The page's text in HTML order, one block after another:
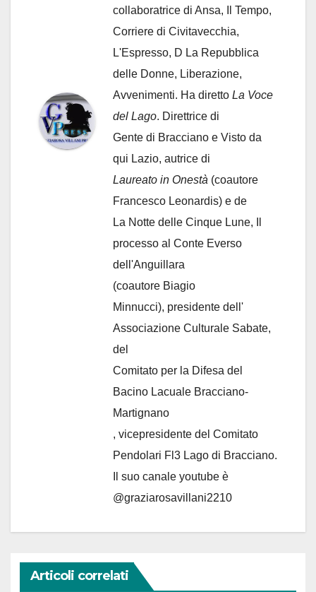
collaboratrice di Ansa, Il Tempo,
Corriere di Civitavecchia,
L'Espresso, D La Repubblica
delle Donne, Liberazione,
Avvenimenti. Ha diretto La Voce
del Lago. Direttrice di
Gente di Bracciano e Visto da
qui Lazio, autrice di
Laureato in Onestà (coautore
Francesco Leonardis) e de
La Notte delle Cinque Lune, Il
processo al Conte Everso
dell'Anguillara
(coautore Biagio
Minnucci), presidente dell'
Associazione Culturale Sabate,
del
Comitato per la Difesa del
Bacino Lacuale Bracciano-
Martignano
, vicepresidente del Comitato
Pendolari Fl3 Lago di Bracciano.
Il suo canale youtube è
@graziarosavillani2210
Articoli correlati